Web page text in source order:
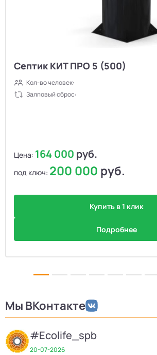
Септик КИТ ПРО 5 (500)
Кол-во человек:
Залповый сброс:
Цена: 164 000 руб.
под ключ: 200 000 руб.
Купить в 1 клик
Подробнее
Мы ВКонтакте
#Ecolife_spb
20-07-2026